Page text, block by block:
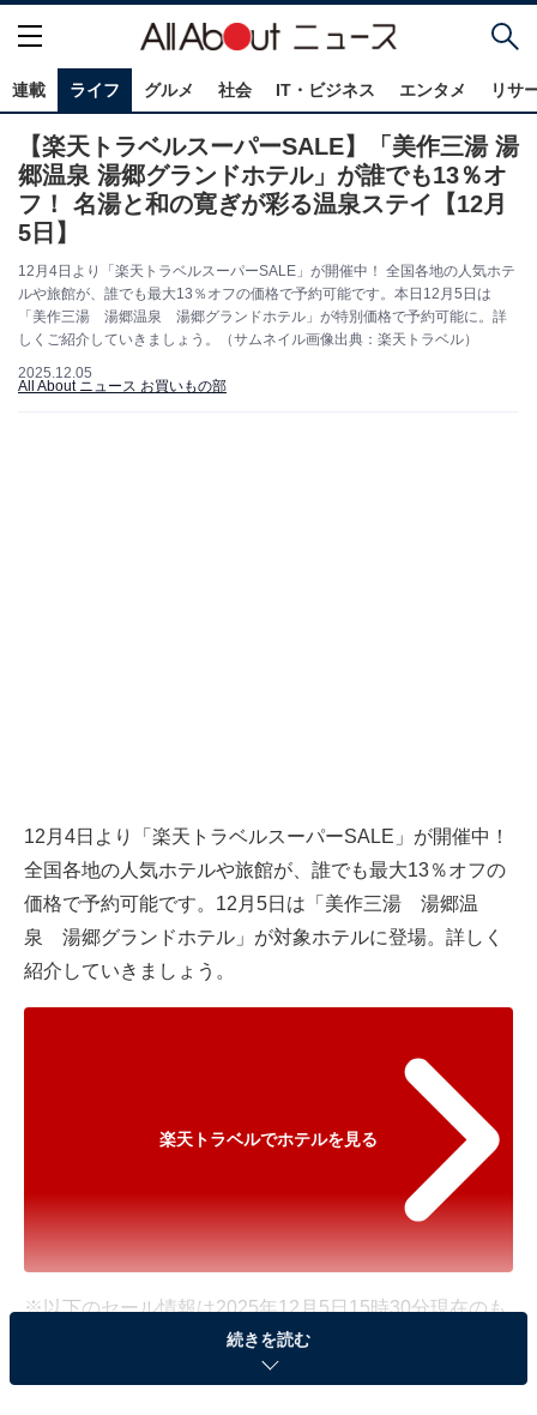
連載 ライフ グルメ 社会 IT・ビジネス エンタメ リサ
【楽天トラベルスーパーSALE】「美作三湯 湯
郷温泉 湯郷グランドホテル」が誰でも13％オ
フ！ 名湯と和の寛ぎが彩る温泉ステイ【12月
5日】
12月4日より「楽天トラベルスーパーSALE」が開催中！ 全国各地の人気ホテ
ルや旅館が、誰でも最大13％オフの価格で予約可能です。本日12月5日は
「美作三湯 湯郷温泉 湯郷グランドホテル」が特別価格で予約可能に。詳
しくご紹介していきましょう。（サムネイル画像出典：楽天トラベル）
2025.12.05
All About ニュース お買いもの部
12月4日より「楽天トラベルスーパーSALE」が開催中！
全国各地の人気ホテルや旅館が、誰でも最大13％オフの
価格で予約可能です。12月5日は「美作三湯 湯郷温
泉 湯郷グランドホテル」が対象ホテルに登場。詳しく
紹介していきましょう。
楽天トラベルでホテルを見る
※以下のセール情報は2025年12月5日15時30分現在のも
のです。料金の変更、満室の場合もあります。
※本記事で紹介している商品の購入やサービスの利用により、売上の一部が
続きを読む